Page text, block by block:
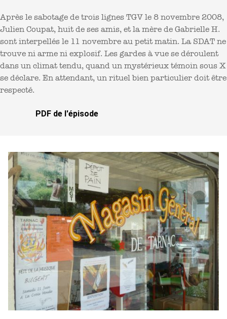
Après le sabotage de trois lignes TGV le 8 novembre 2008,
Julien Coupat, huit de ses amis, et la mère de Gabrielle H.
sont interpellés le 11 novembre au petit matin. La SDAT ne
trouve ni arme ni explosif. Les gardes à vue se déroulent
dans un climat tendu, quand un mystérieux témoin sous X
se déclare. En attendant, un rituel bien particulier doit être
respecté.
PDF de l'épisode